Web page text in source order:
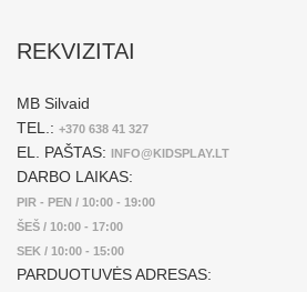
REKVIZITAI
MB Silvaid
TEL.: +370 638 41 327
EL. PAŠTAS: INFO@KIDSPLAY.LT
DARBO LAIKAS:
PIR - PEN / 10:00 - 19:00
ŠEŠ / 10:00 - 17:00
SEK / 10:00 - 15:00
PARDUOTUVĖS ADRESAS: